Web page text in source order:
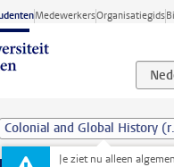
de inhoud
MedewerkersOrganisatiegids
Je ziet nu alleen